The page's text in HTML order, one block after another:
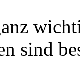
sind